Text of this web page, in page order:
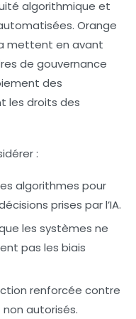
algorithmique et
Orange
mettent en avant
de gouvernance
des
les droits des
:
algorithmes pour
prises par l’IA.
les systèmes ne
pas les biais
renforcée contre
autorisés.